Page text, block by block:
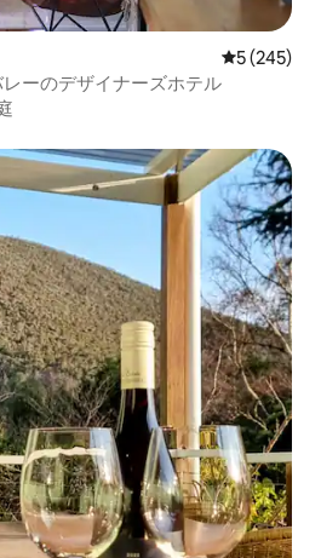
レビュー
5 (245)
ーのデザイナーズホテル
です。